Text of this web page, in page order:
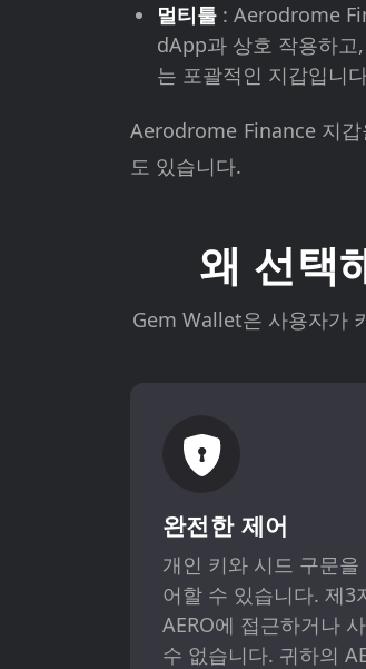
멀티툴 : Aerodrome
dApp과 상호 작용하고
는 포괄적인 지갑입니
Aerodrome Finance 지갑
도 있습니다.
왜 선택
Gem Wallet은 사용자가
완전한 제어
개인 키와 시드 구문을
어할 수 있습니다. 제3
AERO에 접근하거나
수 없습니다. 귀하의